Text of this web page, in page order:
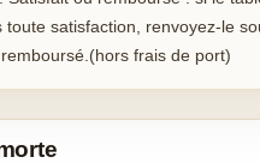
toute satisfaction, renvoyez-le
frais de port)